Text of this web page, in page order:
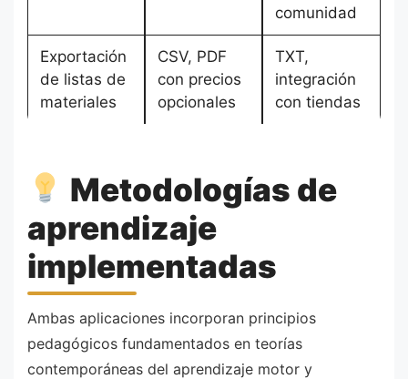
comunidad
Exportación
de listas de
materiales
CSV, PDF
con precios
opcionales
TXT,
integración
con tiendas
Metodologías de
aprendizaje
implementadas
Ambas aplicaciones incorporan principios
pedagógicos fundamentados en teorías
contemporáneas del aprendizaje motor y